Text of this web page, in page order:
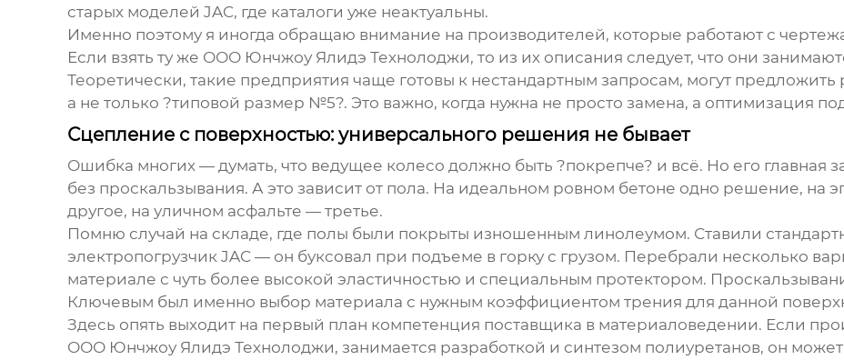
старых моделей JAC, где каталоги уже неактуальны.
Именно поэтому я иногда обращаю внимание на производителей, которые работают с
Если взять ту же ООО Юнчжоу Ялидэ Технолоджи, то из их описания следует, что они
Теоретически, такие предприятия чаще готовы к нестандартным запросам, могут
а не только ?типовой размер №5?. Это важно, когда нужна не просто замена, а оптимизация
Сцепление с поверхностью: универсального решения не бывает
Ошибка многих — думать, что ведущее колесо должно быть ?покрепче? и всё. Но его главная
без проскальзывания. А это зависит от пола. На идеальном ровном бетоне одно решение,
другое, на уличном асфальте — третье.
Помню случай на складе, где полы были покрыты изношенным линолеумом. Ставили
электропогрузчик JAC — он буксовал при подъеме в горку с грузом. Перебрали несколько
материале с чуть более высокой эластичностью и специальным протектором.
Ключевым был именно выбор материала с нужным коэффициентом трения для данной
Здесь опять выходит на первый план компетенция поставщика в материаловедении. Если
ООО Юнчжоу Ялидэ Технолоджи, занимается разработкой и синтезом полиуретанов, он